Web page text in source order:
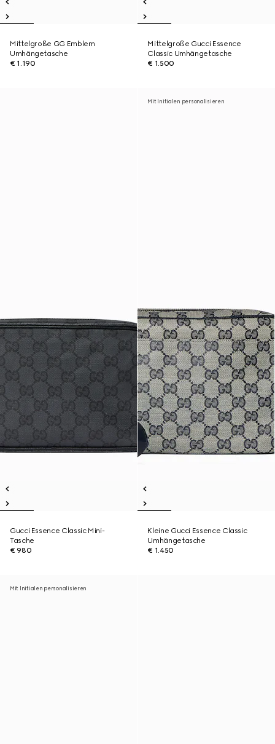
Mittelgroße GG Emblem
Umhängetasche
€ 1.190
Mittelgroße Gucci Essence
Classic Umhängetasche
€ 1.500
Gucci Essence Classic Mini-
Tasche
€ 980
Mit Initialen personalisieren
Kleine Gucci Essence Classic
Umhängetasche
€ 1.450
Mit Initialen personalisieren